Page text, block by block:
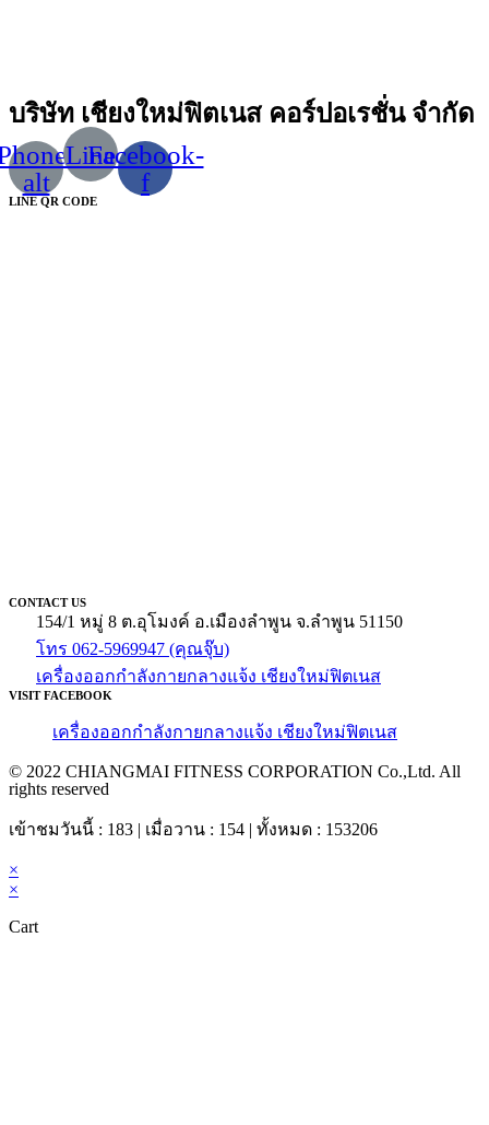
บริษัท เชียงใหม่ฟิตเนส คอร์ปอเรชั่น จำกัด
alt
Line
Facebook-
f
LINE QR CODE
CONTACT US
154/1 หมู่ 8 ต.อุโมงค์ อ.เมืองลำพูน จ.ลำพูน 51150
โทร 062-5969947 (คุณจุ๊บ)
เครื่องออกกำลังกายกลางแจ้ง เชียงใหม่ฟิตเนส
VISIT FACEBOOK
เครื่องออกกำลังกายกลางแจ้ง เชียงใหม่ฟิตเนส
© 2022 CHIANGMAI FITNESS CORPORATION Co.,Ltd. All
rights reserved
เข้าชมวันนี้ : 183 | เมื่อวาน : 154 | ทั้งหมด : 153206
×
×
Cart